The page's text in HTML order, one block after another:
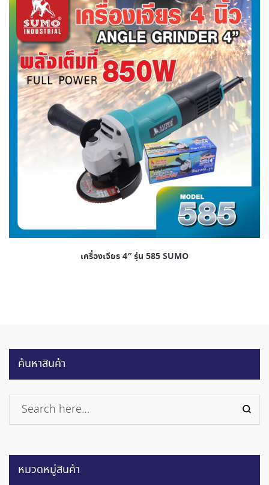
เครื่องเจียร 4″ รุ่น 585 SUMO
ค้นหาสินค้า
หมวดหมู่สินค้า